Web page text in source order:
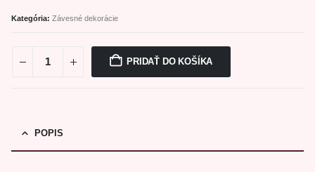
Kategória: Závesné dekorácie
PRIDAŤ DO KOŠÍKA
POPIS